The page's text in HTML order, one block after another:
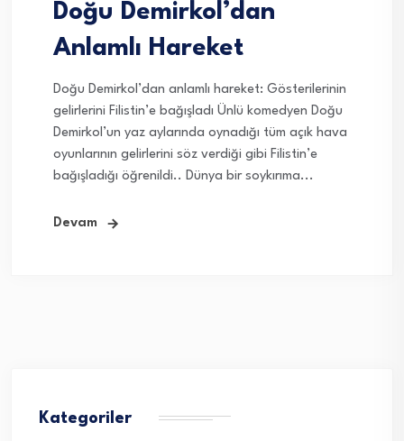
Doğu Demirkol’dan
Anlamlı Hareket
Doğu Demirkol’dan anlamlı hareket: Gösterilerinin
gelirlerini Filistin’e bağışladı Ünlü komedyen Doğu
Demirkol’un yaz aylarında oynadığı tüm açık hava
oyunlarının gelirlerini söz verdiği gibi Filistin’e
bağışladığı öğrenildi.. Dünya bir soykırıma...
Devam
Kategoriler